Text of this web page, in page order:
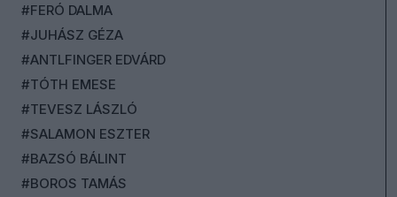
#FERÓ DALMA
#JUHÁSZ GÉZA
#ANTLFINGER EDVÁRD
#TÓTH EMESE
#TEVESZ LÁSZLÓ
#SALAMON ESZTER
#BAZSÓ BÁLINT
#BOROS TAMÁS